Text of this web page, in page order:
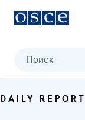
Поиск
DAILY REPORT